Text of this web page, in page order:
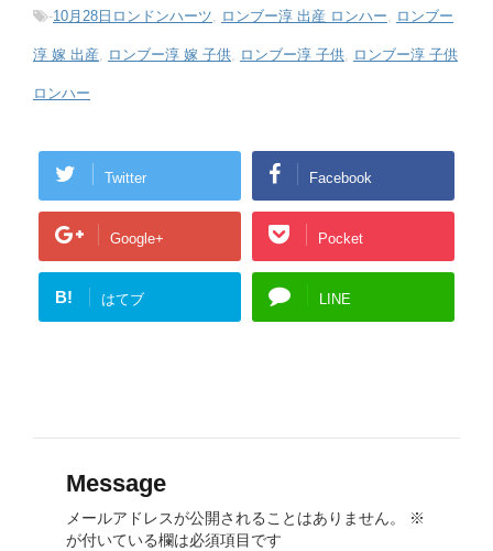
-10月28日ロンドンハーツ, ロンブー淳 出産 ロンハー, ロンブー
淳 嫁 出産, ロンブー淳 嫁 子供, ロンブー淳 子供, ロンブー淳 子供
ロンハー
Twitter Facebook
Google+ Pocket
B! はてブ LINE
Message
メールアドレスが公開されることはありません。
※
が付いている欄は必須項目です